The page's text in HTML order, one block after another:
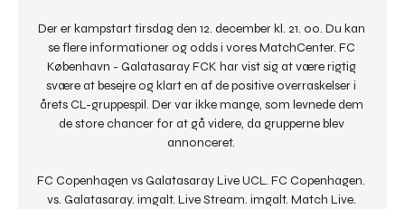
Der er kampstart tirsdag den 12. december kl. 21. 00. Du kan
se flere informationer og odds i vores MatchCenter. FC
København - Galatasaray FCK har vist sig at være rigtig
svære at besejre og klart en af de positive overraskelser i
årets CL-gruppespil. Der var ikke mange, som levnede dem
de store chancer for at gå videre, da grupperne blev
annonceret.
FC Copenhagen vs Galatasaray Live UCL. FC Copenhagen.
vs. Galatasaray. imgalt. Live Stream. imgalt. Match Live.